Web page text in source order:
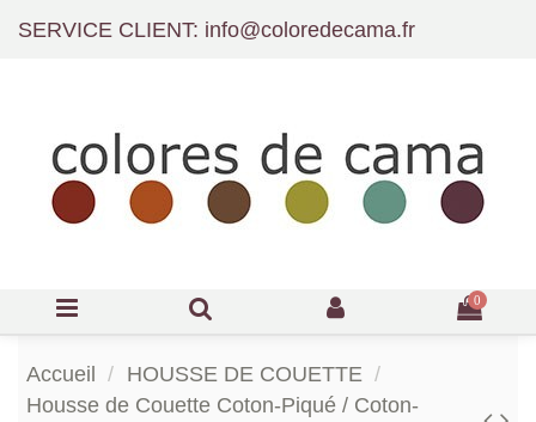
SERVICE CLIENT: info@coloredecama.fr
0
Accueil
HOUSSE DE COUETTE
Housse de Couette Coton-Piqué / Coton-